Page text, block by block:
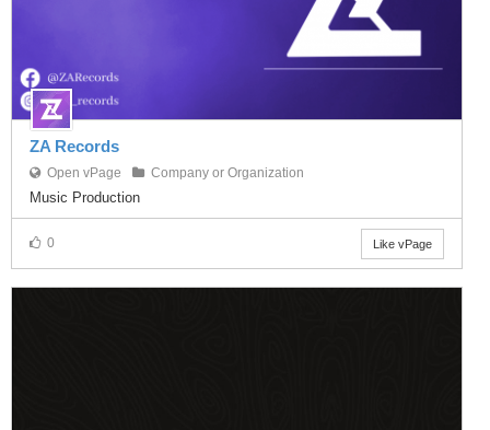
ZA Records
Open vPage Company or Organization
Music Production
0 Like vPage